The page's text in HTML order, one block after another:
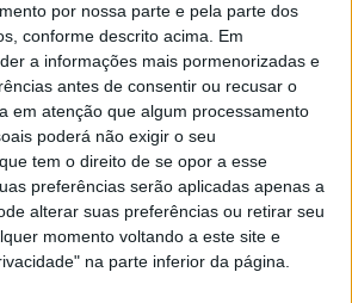
por nossa parte e pela parte dos
conforme descrito acima. Em
a informações mais pormenorizadas e
antes de consentir ou recusar o
em atenção que algum processamento
poderá não exigir o seu
tem o direito de se opor a esse
preferências serão aplicadas apenas a
alterar suas preferências ou retirar seu
momento voltando a este site e
na parte inferior da página.
Amigo do Desporto”, no âmbito do
bandeira, é promovido pela
uma rede de municípios
de partilha de boas práticas, de
relacionado com o modelo de
nas práticas de atividades
desportivo.
e Juventude do Município continua
atividades desportivas abertas